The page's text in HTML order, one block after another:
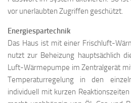
vor unerlaubten Zugriffen geschützt.
Energiespartechnik
Das Haus ist mit einer Frischluft-
nutzt zur Beheizung hauptsächlich
Luft-Wärmepumpe im Zentralgerät
Temperaturregelung in den
individuell mit kurzen